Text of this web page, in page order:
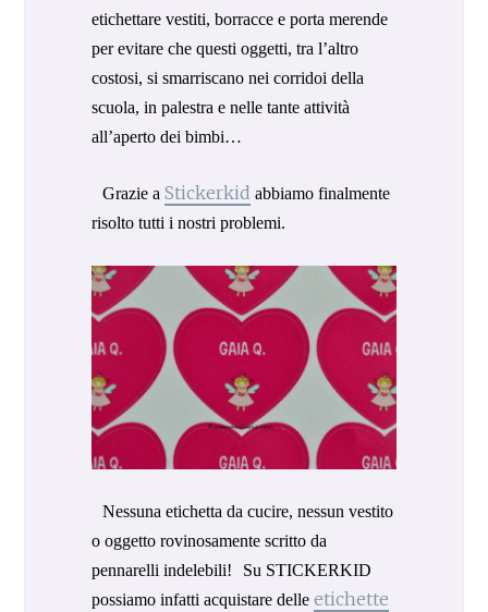
etichettare vestiti, borracce e porta merende
per evitare che questi oggetti, tra l’altro
costosi, si smarriscano nei corridoi della
scuola, in palestra e nelle tante attività
all’aperto dei bimbi…
Grazie a Stickerkid abbiamo finalmente
risolto tutti i nostri problemi.
Nessuna etichetta da cucire, nessun vestito
o oggetto rovinosamente scritto da
pennarelli indelebili! Su STICKERKID
possiamo infatti acquistare delle etichette